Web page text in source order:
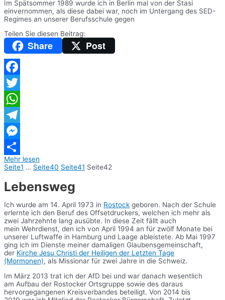
Im Spätsommer 1989 wurde ich in Berlin mal von der Stasi
einvernommen, als diese dabei war, noch im Untergang des SED-
Regimes an unserer Berufsschule gegen
Teilen Sie diesen Beitrag:
Share Post
Facebook
Twitter
WhatsApp
Telegram
Messenger
Teilen
Mehr lesen
Seite1 … Seite40 Seite41 Seite42
Lebensweg
Ich wurde am 14. April 1973 in Rostock geboren. Nach der Schule
erlernte ich den Beruf des Offsetdruckers, welchen ich mehr als
zwei Jahrzehnte lang ausübte. In diese Zeit fällt auch
mein Wehrdienst, den ich von April 1994 an für zwölf Monate bei
unserer Luftwaffe in Hamburg und Laage ableistete. Ab Mai 1997
ging ich im Dienste meiner damaligen Glaubensgemeinschaft,
der Kirche Jesu Christi der Heiligen der Letzten Tage
(Mormonen), als Missionar für zwei Jahre in die Schweiz.
Im März 2013 trat ich der AfD bei und war danach wesentlich
am Aufbau der Rostocker Ortsgruppe sowie des daraus
hervorgegangenen Kreisverbandes beteiligt. Von 2014 bis